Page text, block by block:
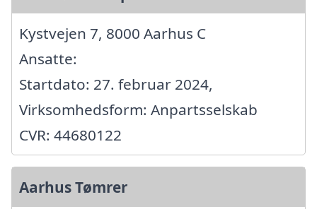
Kystvejen 7, 8000 Aarhus C
Ansatte:
Startdato: 27. februar 2024,
Virksomhedsform: Anpartsselskab
CVR: 44680122
Aarhus Tømrer